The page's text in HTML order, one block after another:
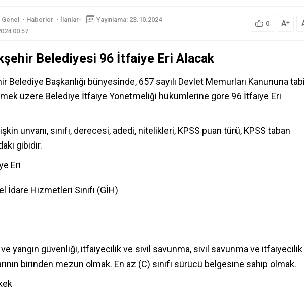
Genel - Haberler - İlanlar
Yayınlama: 23.10.2024
00:57
0 A+
Belediyesi 96 İtfaiye Eri Alacak
Belediye Başkanlığı bünyesinde, 657 sayılı Devlet Memurları Kanununa tabi
üzere Belediye İtfaiye Yönetmeliği hükümlerine göre 96 İtfaiye Eri
unvanı, sınıfı, derecesi, adedi, nitelikleri, KPSS puan türü, KPSS taban
gibidir.
Eri
İdare Hizmetleri Sınıfı (GİH)
yangın güvenliği, itfaiyecilik ve sivil savunma, sivil savunma ve itfaiyecilik
birinden mezun olmak. En az (C) sınıfı sürücü belgesine sahip olmak.